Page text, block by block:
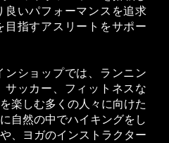
良いパフォーマンスを追求
目指すアスリートをサポー
ンショップでは、ランニン
サッカー、フィットネスな
楽しむ多くの人々に向けた
自然の中でハイキングをし
、ヨガのインストラクター